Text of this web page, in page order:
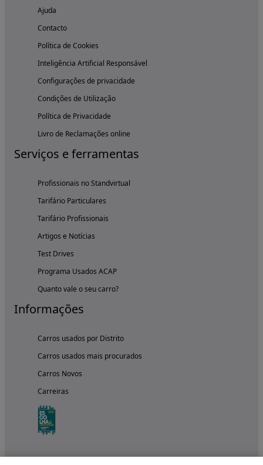
Ajuda
Contacto
Política de Cookies
Inteligência Artificial Responsável
Configurações de privacidade
Condições de Utilização
Política de Privacidade
Livro de Reclamações online
Serviços e ferramentas
Profissionais no Standvirtual
Tarifário Particulares
Tarifário Profissionais
Artigos e Notícias
Test Drives
Programa Usados ACAP
Quanto vale o seu carro?
Informações
Carros usados por Distrito
Carros usados mais procurados
Carros Novos
Carreiras